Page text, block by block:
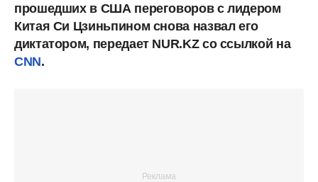
прошедших в США переговоров с лидером
Китая Си Цзиньпином снова назвал его
диктатором, передает NUR.KZ со ссылкой на
CNN.